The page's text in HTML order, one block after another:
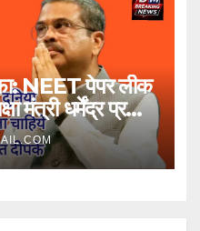
NEET पेपर लीक
मंत्री धर्मेंद्र प्रधान